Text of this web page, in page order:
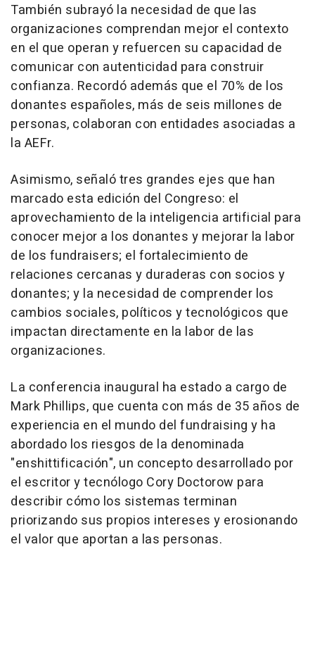
También subrayó la necesidad de que las
organizaciones comprendan mejor el contexto
en el que operan y refuercen su capacidad de
comunicar con autenticidad para construir
confianza. Recordó además que el 70% de los
donantes españoles, más de seis millones de
personas, colaboran con entidades asociadas a
la AEFr.
Asimismo, señaló tres grandes ejes que han
marcado esta edición del Congreso: el
aprovechamiento de la inteligencia artificial para
conocer mejor a los donantes y mejorar la labor
de los fundraisers; el fortalecimiento de
relaciones cercanas y duraderas con socios y
donantes; y la necesidad de comprender los
cambios sociales, políticos y tecnológicos que
impactan directamente en la labor de las
organizaciones.
La conferencia inaugural ha estado a cargo de
Mark Phillips, que cuenta con más de 35 años de
experiencia en el mundo del fundraising y ha
abordado los riesgos de la denominada
"enshittificación", un concepto desarrollado por
el escritor y tecnólogo Cory Doctorow para
describir cómo los sistemas terminan
priorizando sus propios intereses y erosionando
el valor que aportan a las personas.